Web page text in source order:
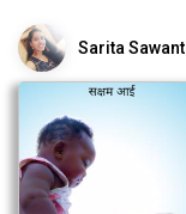
Sarita